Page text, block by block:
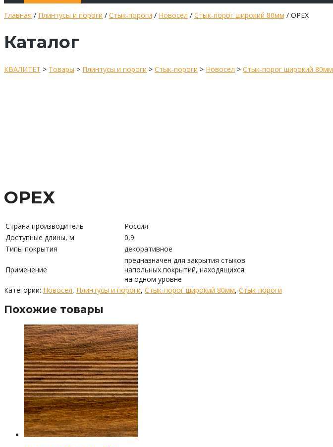
Главная / Плинтусы и пороги / Стык-пороги / Новосел / Стык-порог широкий 80мм / ОРЕХ
Каталог
КВАЛИТЕТ > Товары > Плинтусы и пороги > Стык-пороги > Новосел > Стык-порог широкий 80мм
ОРЕХ
Страна производитель
Россия
Доступные длины, м
0,9
Типы покрытия
декоративное
Применение
предназначен для закрытия стыков
напольных покрытий, находящихся
на одном уровне
Категории: Новосел, Плинтусы и пороги, Стык-порог широкий 80мм, Стык-пороги
Похожие товары